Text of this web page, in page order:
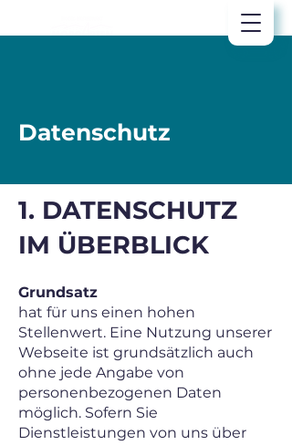
Datenschutz
1. DATENSCHUTZ
IM ÜBERBLICK
Grundsatz
hat für uns einen hohen
Stellenwert. Eine Nutzung unserer
Webseite ist grundsätzlich auch
ohne jede Angabe von
personenbezogenen Daten
möglich. Sofern Sie
Dienstleistungen von uns über